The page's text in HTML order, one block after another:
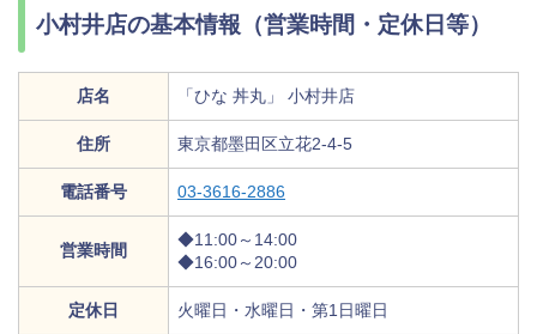
小村井店の基本情報（営業時間・定休日等）
店名 「ひな 丼丸」 小村井店
住所 東京都墨田区立花2-4-5
電話番号 03-3616-2886
営業時間
◆11:00～14:00
◆16:00～20:00
定休日 火曜日・水曜日・第1日曜日